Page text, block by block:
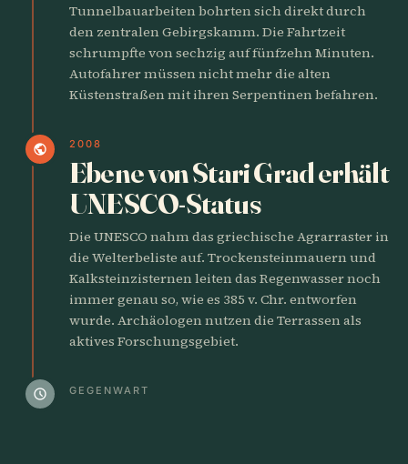
Tunnelbauarbeiten bohrten sich direkt durch
den zentralen Gebirgskamm. Die Fahrtzeit
schrumpfte von sechzig auf fünfzehn Minuten.
Autofahrer müssen nicht mehr die alten
Küstenstraßen mit ihren Serpentinen befahren.
public 2008
Ebene von Stari Grad erhält
UNESCO-Status
Die UNESCO nahm das griechische Agrarraster in
die Welterbeliste auf. Trockensteinmauern und
Kalksteinzisternen leiten das Regenwasser noch
immer genau so, wie es 385 v. Chr. entworfen
wurde. Archäologen nutzen die Terrassen als
aktives Forschungsgebiet.
schedule GEGENWART